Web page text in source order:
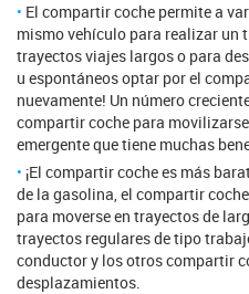
El compartir coche permite a
mismo vehículo para realizar un
trayectos viajes largos o para
u espontáneos optar por el
nuevamente! Un número
compartir coche para
emergente que tiene muchas
¡El compartir coche es más
de la gasolina, el compartir
para moverse en trayectos de
trayectos regulares de tipo
conductor y los otros compartir
desplazamientos.